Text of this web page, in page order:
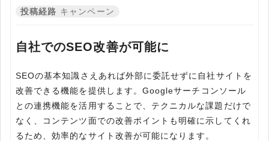
投稿経路 キャンペーン
自社でのSEO改善が可能に
SEOの基本知識さえあれば外部に委託せずに自社サイトを
改善できる機能を提供します。Googleサーチコンソール
との連携機能を活用することで、テクニカルな課題だけで
なく、コンテンツ面での改善ポイントも明確に示してくれ
るため、効率的なサイト改善が可能になります。